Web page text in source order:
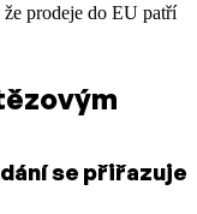
prodeje do EU patří
se přiřazuje